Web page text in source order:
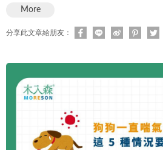
More
分享此文章給朋友：